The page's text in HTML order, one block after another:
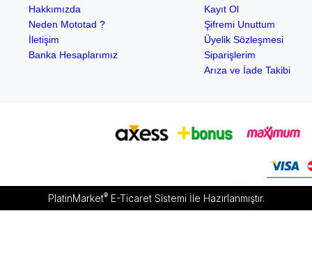
Hakkımızda
Neden Mototad ?
İletişim
Banka Hesaplarımız
Kayıt Ol
Şifremi Unuttum
Üyelik Sözleşmesi
Siparişlerim
Arıza ve İade Takibi
PlatinMarket®E-Ticaret Sistemiİle Hazırlanmıştır.